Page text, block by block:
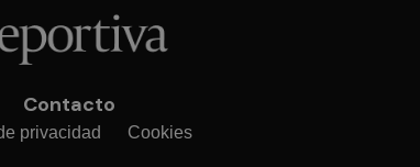
Contacto
privacidad Cookies